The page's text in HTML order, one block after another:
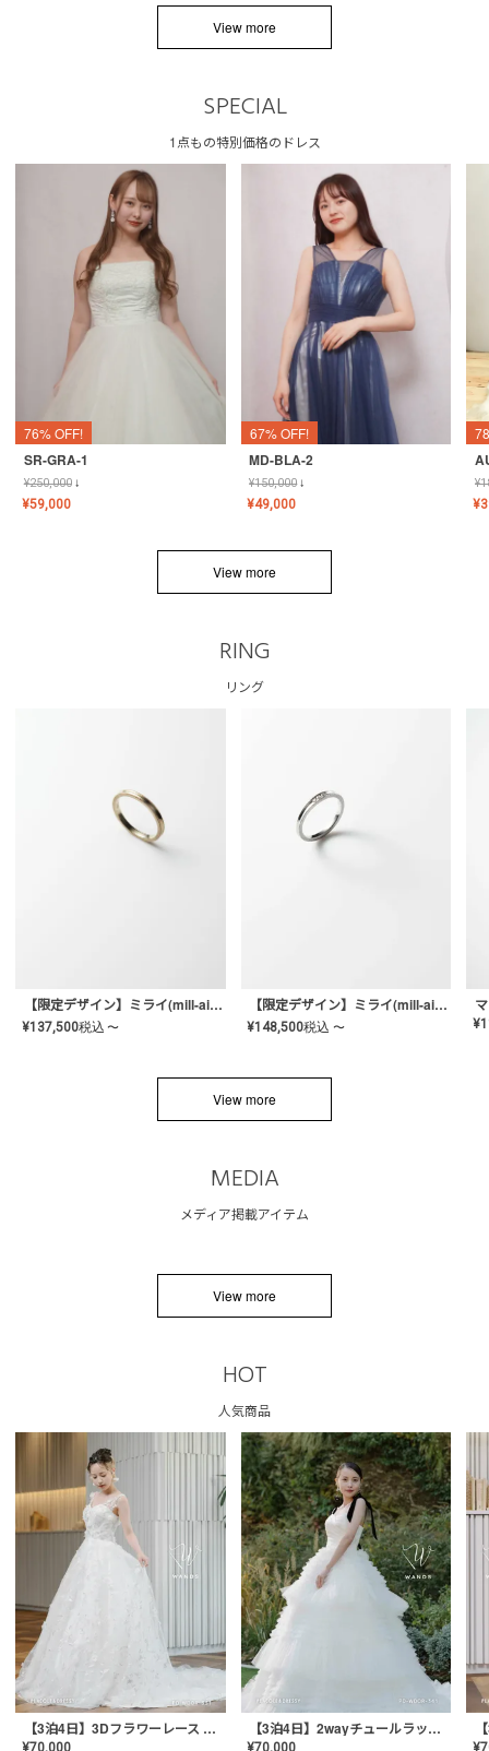
View more
SPECIAL
1点もの特別価格のドレス
76% OFF!
SR-GRA-1
¥250,000↓
¥59,000
67% OFF!
MD-BLA-2
¥150,000↓
¥49,000
¥
¥
View more
RING
リング
【限定デザイン】ミライ(mill-ai)リング
¥137,500税込 〜
【限定デザイン】ミライ(mill-ai)リング
¥148,500税込 〜 ¥
View more
MEDIA
メディア掲載アイテム
View more
HOT
人気商品
【3泊4日】3Dフラワーレース ドレス〈PD-WDOR-331〉
¥70,000
【3泊4日】2wayチュールラッフルドレス〈PD-WDOR-341RTL〉
¥70,000 ¥